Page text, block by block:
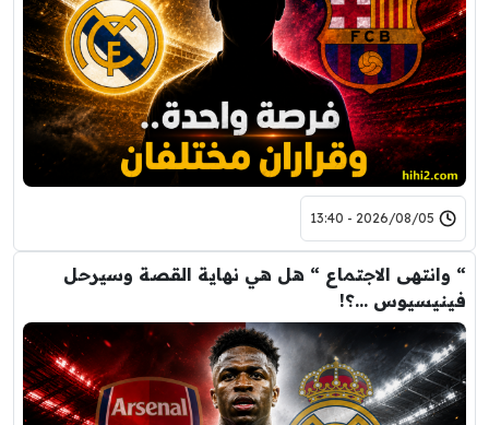
2026/08/05 - 13:40
“ وانتهى الاجتماع “ هل هي نهاية القصة وسيرحل
فينيسيوس …؟!